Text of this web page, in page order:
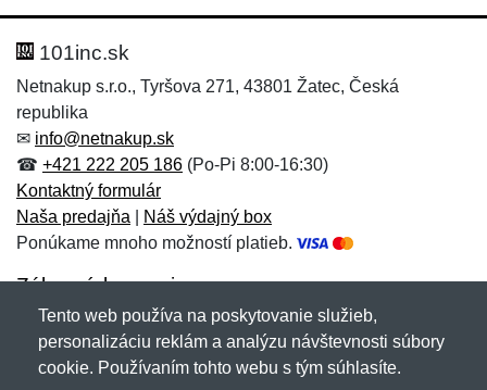
Hodnotenie:
Meno:*
E-mail:
Správa*
Meno:
E-mail:*
Správa*
101inc.sk
Netnakup s.r.o., Tyršova 271, 43801 Žatec, Česká
republika
✉ info@netnakup.sk
☎ +421 222 205 186 (Po-Pi 8:00-16:30)
Kontaktný formulár
Naša predajňa
Náš výdajný box
Ponúkame mnoho možností platieb.
Zákaznícky servis
Novinky emailom
Tento web používa na poskytovanie služieb,
personalizáciu reklám a analýzu návštevnosti súbory
cookie. Používaním tohto webu s tým súhlasíte.